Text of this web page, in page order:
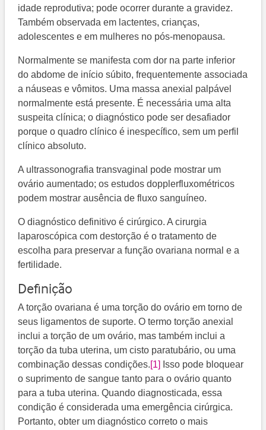
idade reprodutiva; pode ocorrer durante a gravidez.
Também observada em lactentes, crianças,
adolescentes e em mulheres no pós-menopausa.
Normalmente se manifesta com dor na parte inferior
do abdome de início súbito, frequentemente associada
a náuseas e vômitos. Uma massa anexial palpável
normalmente está presente. É necessária uma alta
suspeita clínica; o diagnóstico pode ser desafiador
porque o quadro clínico é inespecífico, sem um perfil
clínico absoluto.
A ultrassonografia transvaginal pode mostrar um
ovário aumentado; os estudos dopplerfluxométricos
podem mostrar ausência de fluxo sanguíneo.
O diagnóstico definitivo é cirúrgico. A cirurgia
laparoscópica com destorção é o tratamento de
escolha para preservar a função ovariana normal e a
fertilidade.
Definição
A torção ovariana é uma torção do ovário em torno de
seus ligamentos de suporte. O termo torção anexial
inclui a torção de um ovário, mas também inclui a
torção da tuba uterina, um cisto paratubário, ou uma
combinação dessas condições.[1] ​ Isso pode bloquear
o suprimento de sangue tanto para o ovário quanto
para a tuba uterina. Quando diagnosticada, essa
condição é considerada uma emergência cirúrgica.
Portanto, obter um diagnóstico correto o mais